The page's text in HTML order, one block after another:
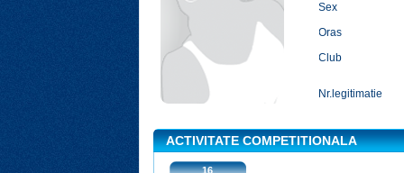
Sex
Oras
Club
Nr.legitimatie
ACTIVITATE COMPETITIONALA
16